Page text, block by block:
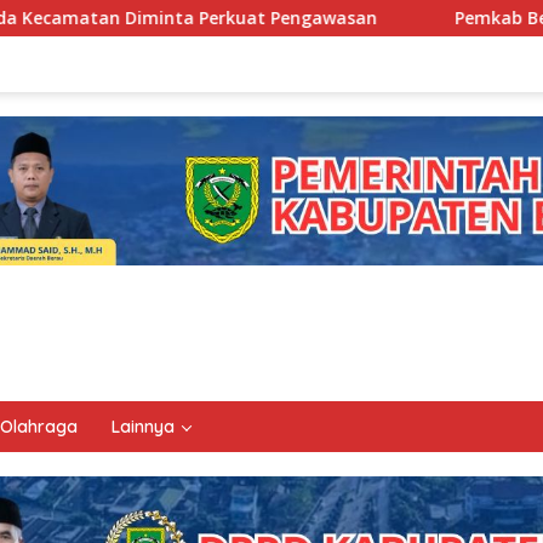
Pengawasan Pemkab Berau Siapkan Regenerasi
Olahraga Lainnya